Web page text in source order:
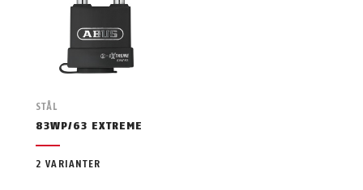
STÅL
83WP/63 EXTREME
2 VARIANTER